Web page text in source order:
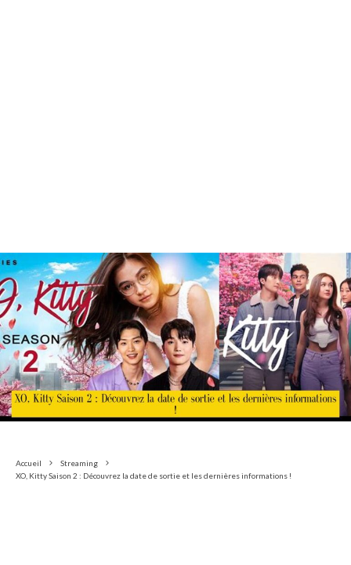
Accueil
Streaming
XO, Kitty Saison 2 : Découvrez la date de sortie et les dernières informations !